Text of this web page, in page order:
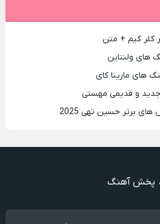
کلر کیم + متن
های ولنتاین
های مارینا کای
و قدیمی مهستی
برتر حسین تهی 2025
پخش آهنگ